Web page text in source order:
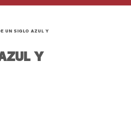
UN SIGLO AZUL Y
Y